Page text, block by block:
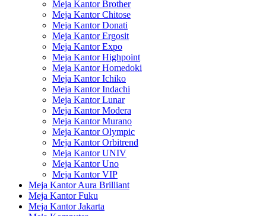
Meja Kantor Brother
Meja Kantor Chitose
Meja Kantor Donati
Meja Kantor Ergosit
Meja Kantor Expo
Meja Kantor Highpoint
Meja Kantor Homedoki
Meja Kantor Ichiko
Meja Kantor Indachi
Meja Kantor Lunar
Meja Kantor Modera
Meja Kantor Murano
Meja Kantor Olympic
Meja Kantor Orbitrend
Meja Kantor UNIV
Meja Kantor Uno
Meja Kantor VIP
Meja Kantor Aura Brilliant
Meja Kantor Fuku
Meja Kantor Jakarta